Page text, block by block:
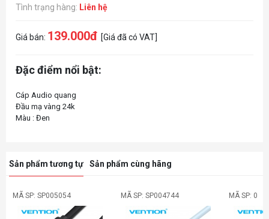
Tình trạng hàng: Liên hệ
Giá bán: 139.000đ [Giá đã có VAT]
Đặc điểm nổi bật:
Cáp Audio quang
Đầu mạ vàng 24k
Sản phẩm tương tự Sản phẩm cùng hãng
MÃ SP: SP005054 MÃ SP: SP004744 MÃ SP: 0